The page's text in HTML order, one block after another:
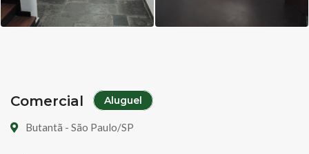
Comercial Aluguel
Butantã - São Paulo/SP